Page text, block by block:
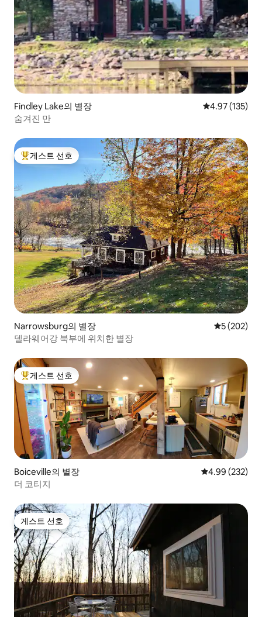
Findley Lake의 별장 평점 4.97점(5
4.97 (135)
숨겨진 만
상위 게스트 선호
게스트 선호
Narrowsburg의 별장 평점 5점(5
5 (202)
델라웨어강 북부에 위치한 별장
상위 게스트 선호
게스트 선호
Boiceville의 별장 평점 4.99점(5
4.99 (232)
더 코티지
게스트 선호
게스트 선호